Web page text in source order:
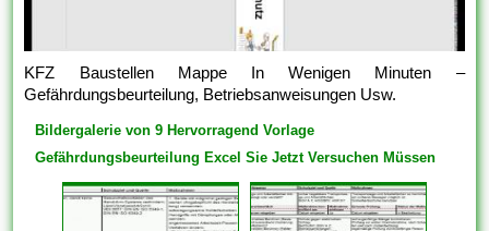
KFZ Baustellen Mappe In Wenigen Minuten –
Gefährdungsbeurteilung, Betriebsanweisungen Usw.
Bildergalerie von 9 Hervorragend Vorlage
Gefährdungsbeurteilung Excel Sie Jetzt Versuchen Müssen